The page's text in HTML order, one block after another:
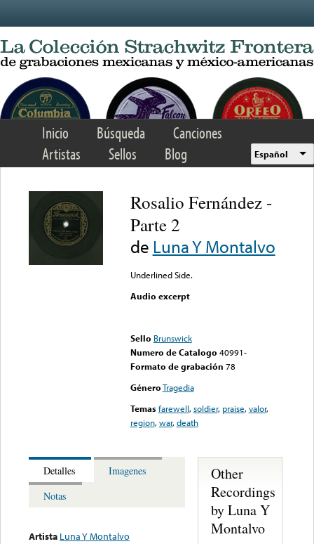
Inicio Búsqueda
Canciones
Artistas
Sellos Blog Español
Rosalio Fernández -
Parte 2
de Luna Y Montalvo
Underlined Side.
Audio excerpt
Sello Brunswick
Numero de Catalogo 40991-
Formato de grabación 78
GéneroTragedia
Temas farewell,soldier, praise,valor,
region,war,death
Detalles
Imagenes
Notas
Artista Luna Y Montalvo
Other
Recordings
by Luna Y
Montalvo